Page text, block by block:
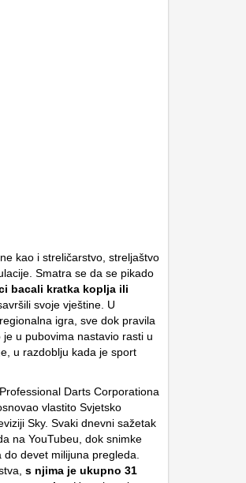
kao i streličarstvo, streljaštvo
Smatra se da se pikado
bacali kratka koplja ili
svoje vještine. U
igra, sve dok pravila
u pubovima nastavio rasti u
u razdoblju kada je sport
Darts Corporationa
vlastito Svjetsko
Sky. Svaki dnevni sažetak
na YouTubeu, dok snimke
devet milijuna pregleda.
s njima je ukupno 31